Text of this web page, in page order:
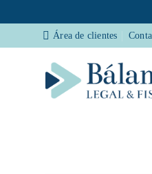
al
Área de clientes